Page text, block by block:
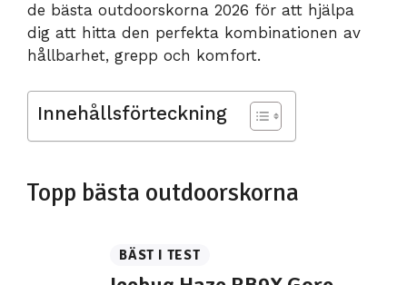
de bästa outdoorskorna 2026 för att hjälpa
dig att hitta den perfekta kombinationen av
hållbarhet, grepp och komfort.
Innehållsförteckning
Topp bästa outdoorskorna
BÄST I TEST